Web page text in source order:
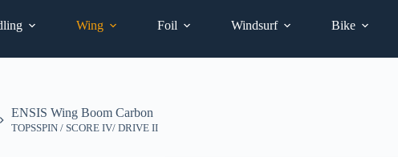
Wing Foil Windsurf Bike
ENSIS Wing Boom Carbon
TOPSSPIN / SCORE IV/ DRIVE II